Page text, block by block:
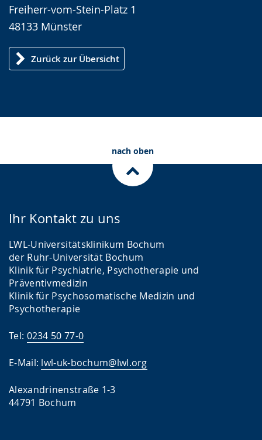
Freiherr-vom-Stein-Platz 1
48133 Münster
Zurück zur Übersicht
nach oben
Ihr Kontakt zu uns
LWL-Universitätsklinikum Bochum
der Ruhr-Universität Bochum
Klinik für Psychiatrie, Psychotherapie und
Präventivmedizin
Klinik für Psychosomatische Medizin und
Psychotherapie
Tel: 0234 50 77-0
E-Mail: lwl-uk-bochum@lwl.org
Alexandrinenstraße 1-3
44791 Bochum